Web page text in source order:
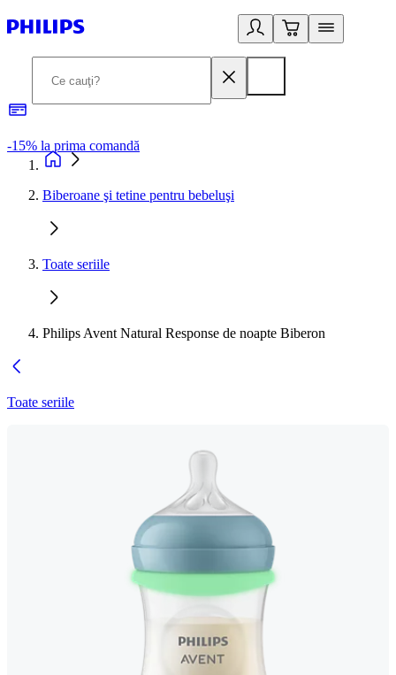
-15% la prima comandă
Biberoane şi tetine pentru bebeluşi
Toate seriile
Philips Avent Natural Response de noapte Biberon
Toate seriile